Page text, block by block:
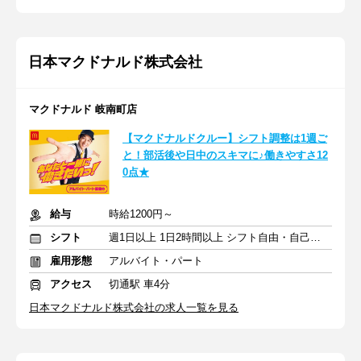
日本マクドナルド株式会社
マクドナルド 岐南町店
【マクドナルドクルー】シフト調整は1週ご
と！部活後や日中のスキマに♪働きやすさ12
0点★
給与
時給1200円～
シフト
週1日以上 1日2時間以上 シフト自由・自己申告
雇用形態
アルバイト・パート
アクセス
切通駅 車4分
日本マクドナルド株式会社の求人一覧を見る